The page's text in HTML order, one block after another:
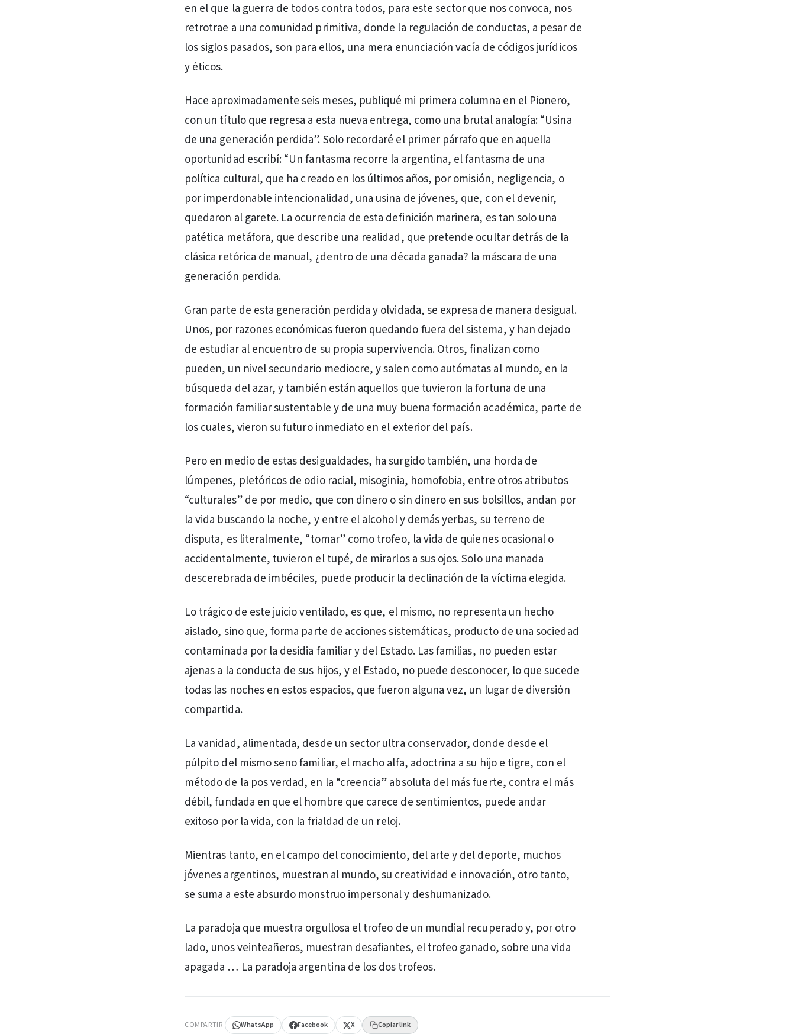
en el que la guerra de todos contra todos, para este sector que nos convoca, nos
retrotrae a una comunidad primitiva, donde la regulación de conductas, a pesar de
los siglos pasados, son para ellos, una mera enunciación vacía de códigos jurídicos
y éticos.
Hace aproximadamente seis meses, publiqué mi primera columna en el Pionero,
con un título que regresa a esta nueva entrega, como una brutal analogía: “Usina
de una generación perdida”. Solo recordaré el primer párrafo que en aquella
oportunidad escribí: “Un fantasma recorre la argentina, el fantasma de una
política cultural, que ha creado en los últimos años, por omisión, negligencia, o
por imperdonable intencionalidad, una usina de jóvenes, que, con el devenir,
quedaron al garete. La ocurrencia de esta definición marinera, es tan solo una
patética metáfora, que describe una realidad, que pretende ocultar detrás de la
clásica retórica de manual, ¿dentro de una década ganada? la máscara de una
generación perdida.
Gran parte de esta generación perdida y olvidada, se expresa de manera desigual.
Unos, por razones económicas fueron quedando fuera del sistema, y han dejado
de estudiar al encuentro de su propia supervivencia. Otros, finalizan como
pueden, un nivel secundario mediocre, y salen como autómatas al mundo, en la
búsqueda del azar, y también están aquellos que tuvieron la fortuna de una
formación familiar sustentable y de una muy buena formación académica, parte de
los cuales, vieron su futuro inmediato en el exterior del país.
Pero en medio de estas desigualdades, ha surgido también, una horda de
lúmpenes, pletóricos de odio racial, misoginia, homofobia, entre otros atributos
“culturales” de por medio, que con dinero o sin dinero en sus bolsillos, andan por
la vida buscando la noche, y entre el alcohol y demás yerbas, su terreno de
disputa, es literalmente, “tomar” como trofeo, la vida de quienes ocasional o
accidentalmente, tuvieron el tupé, de mirarlos a sus ojos. Solo una manada
descerebrada de imbéciles, puede producir la declinación de la víctima elegida.
Lo trágico de este juicio ventilado, es que, el mismo, no representa un hecho
aislado, sino que, forma parte de acciones sistemáticas, producto de una sociedad
contaminada por la desidia familiar y del Estado. Las familias, no pueden estar
ajenas a la conducta de sus hijos, y el Estado, no puede desconocer, lo que sucede
todas las noches en estos espacios, que fueron alguna vez, un lugar de diversión
compartida.
La vanidad, alimentada, desde un sector ultra conservador, donde desde el
púlpito del mismo seno familiar, el macho alfa, adoctrina a su hijo e tigre, con el
método de la pos verdad, en la “creencia” absoluta del más fuerte, contra el más
débil, fundada en que el hombre que carece de sentimientos, puede andar
exitoso por la vida, con la frialdad de un reloj.
Mientras tanto, en el campo del conocimiento, del arte y del deporte, muchos
jóvenes argentinos, muestran al mundo, su creatividad e innovación, otro tanto,
se suma a este absurdo monstruo impersonal y deshumanizado.
La paradoja que muestra orgullosa el trofeo de un mundial recuperado y, por otro
lado, unos veinteañeros, muestran desafiantes, el trofeo ganado, sobre una vida
apagada … La paradoja argentina de los dos trofeos.
COMPARTIR WhatsApp Facebook X Copiar link